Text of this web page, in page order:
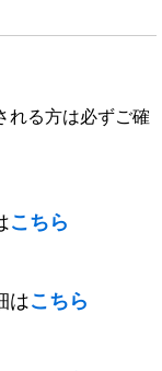
れる方は必ずご確
こちら
はこちら